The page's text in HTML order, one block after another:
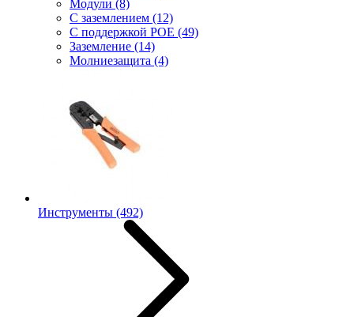
Модули (8)
С заземлением (12)
С поддержкой POE (49)
Заземление (14)
Молниезащита (4)
Инструменты (492)